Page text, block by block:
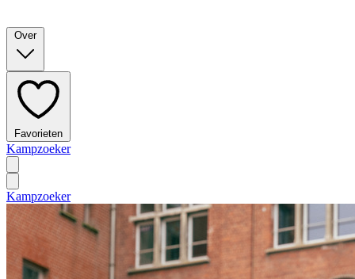
Over
Favorieten
Kampzoeker
Kampzoeker